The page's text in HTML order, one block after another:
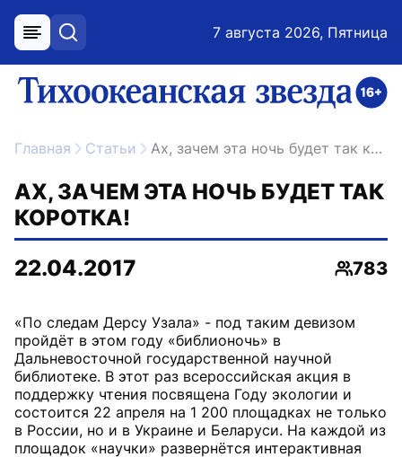
меню поиск 7 августа 2026, Пятница
ссылка на главную
Главная Статьи Ах, зачем эта ночь будет так коротка!
АХ, ЗАЧЕМ ЭТА НОЧЬ БУДЕТ ТАК
КОРОТКА!
22.04.2017
783
«По следам Дерсу Узала» - под таким девизом
пройдёт в этом году «библионочь» в
Дальневосточной государственной научной
библиотеке. В этот раз всероссийская акция в
поддержку чтения посвящена Году экологии и
состоится 22 апреля на 1 200 площадках не только
в России, но и в Украине и Беларуси. На каждой из
площадок «научки» развернётся интерактивная